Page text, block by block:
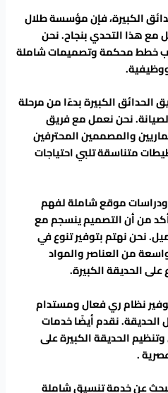
الكبيرة، فإن مؤسسة طلال
مع هذا التحدي بنجاح. نحن
خطط محكمة وتصميمات شاملة
الكبيرة بدءًا من مرحلة
نحن نعمل مع فريق
والمصممين المحترفين
متناسقة تلبي احتياجات
موقع شاملة لفهم
من أن التصميم ينسجم مع
نحن نهتم بتوفير تنوع في
من العناصر والمواد
على الحديقة الكبيرة.
نظام ري فعال ومستدام
الحديقة. نقدم أيضًا خدمات
الحديقة الكبيرة على
.
عن خدمة تنسيق شاملة